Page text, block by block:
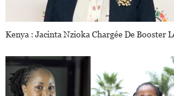
Kenya : Jacinta Nzioka Chargée De Booster